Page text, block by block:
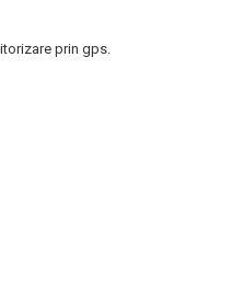
prin gps.